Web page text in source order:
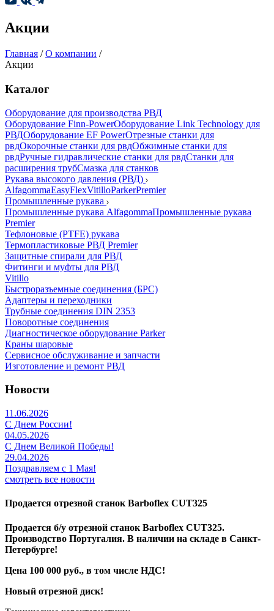
Акции
Главная /О компании /
Акции
Каталог
Оборудование для производства РВД
Оборудование Finn-PowerОборудование Link Technology для
РВДОборудование EF PowerОтрезные станки для
рвдОкорочные станки для рвдОбжимные станки для
рвдРучные гидравлические станки для рвдСтанки для
расширения трубСмазка для станков
Рукава высокого давления (РВД)
AlfagommaEasyFlexVitilloParkerPremier
Промышленные рукава
Промышленные рукава AlfagommaПромышленные рукава
Premier
Тефлоновые (PTFE) рукава
Термопластиковые РВД Premier
Защитные спирали для РВД
Фитинги и муфты для РВД
Vitillo
Быстроразъемные соединения (БРС)
Адаптеры и переходники
Трубные соединения DIN 2353
Поворотные соединения
Диагностическое оборудование Parker
Краны шаровые
Сервисное обслуживание и запчасти
Изготовление и ремонт РВД
Новости
11.06.2026
С Днем России!
04.05.2026
С Днем Великой Победы!
29.04.2026
Поздравляем с 1 Мая!
смотреть все новости
Продается отрезной станок Barboflex CUT325
Продается б/у отрезной станок Barboflex CUT325.
Производство Португалия. В наличии на складе в Санкт-
Петербурге!
Цена 100 000 руб., в том числе НДС!
Новый отрезной диск!